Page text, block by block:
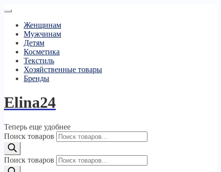
Женщинам
Мужчинам
Детям
Косметика
Текстиль
Хозяйственные товары
Бренды
Elina24
Теперь еще удобнее
Поиск товаров
Поиск товаров